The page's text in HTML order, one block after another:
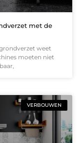
met de
weet
moeten niet
VERBOUWEN